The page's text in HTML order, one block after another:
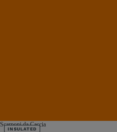
INSULATED
Scarponi da Caccia